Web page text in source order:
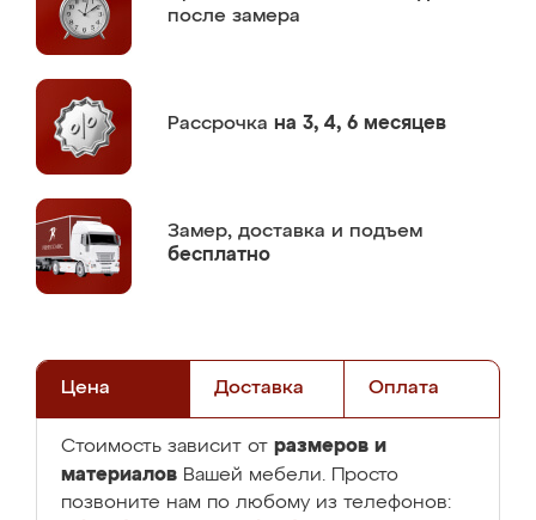
после замера
Рассрочка на 3, 4, 6 месяцев
Замер, доставка и подъем
бесплатно
Цена Доставка Оплата
Стоимость зависит от размеров и
материалов Вашей мебели. Просто
позвоните нам по любому из телефонов: